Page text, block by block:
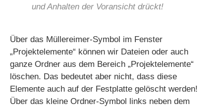
und Anhalten der Voransicht drückt!
Über das Müllereimer-Symbol im Fenster
„Projektelemente“ können wir Dateien oder auch
ganze Ordner aus dem Bereich „Projektelemente“
löschen. Das bedeutet aber nicht, dass diese
Elemente auch auf der Festplatte gelöscht werden!
Über das kleine Ordner-Symbol links neben dem